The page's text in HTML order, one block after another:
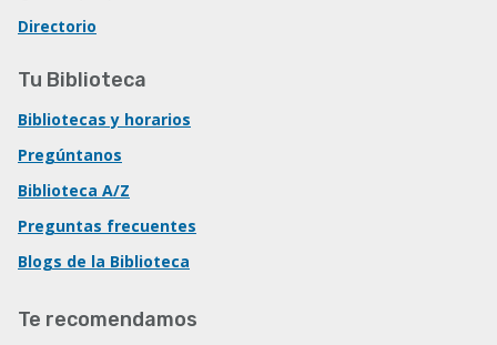
Directorio
Tu Biblioteca
Bibliotecas y horarios
Pregúntanos
Biblioteca A/Z
Preguntas frecuentes
Blogs de la Biblioteca
Te recomendamos